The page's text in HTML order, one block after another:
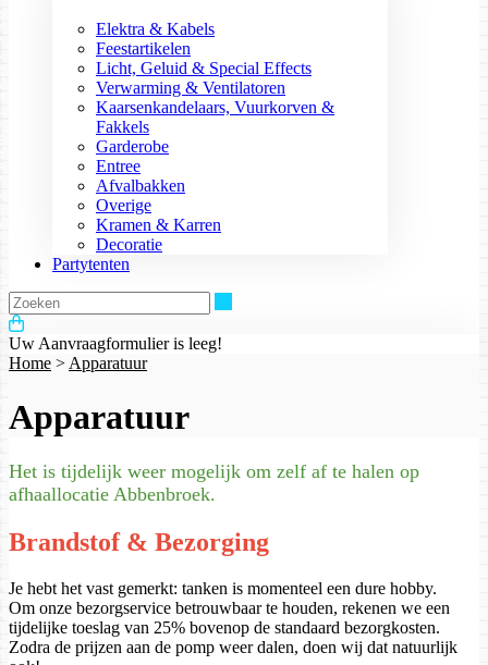
Elektra & Kabels
Feestartikelen
Licht, Geluid & Special Effects
Verwarming & Ventilatoren
Kaarsenkandelaars, Vuurkorven &
Fakkels
Garderobe
Entree
Afvalbakken
Overige
Kramen & Karren
Decoratie
Partytenten
Uw Aanvraagformulier is leeg!
Home > Apparatuur
Apparatuur
Het is tijdelijk weer mogelijk om zelf af te halen op
afhaallocatie Abbenbroek.
Brandstof & Bezorging
Je hebt het vast gemerkt: tanken is momenteel een dure hobby.
Om onze bezorgservice betrouwbaar te houden, rekenen we een
tijdelijke toeslag van 25% bovenop de standaard bezorgkosten.
Zodra de prijzen aan de pomp weer dalen, doen wij dat natuurlijk